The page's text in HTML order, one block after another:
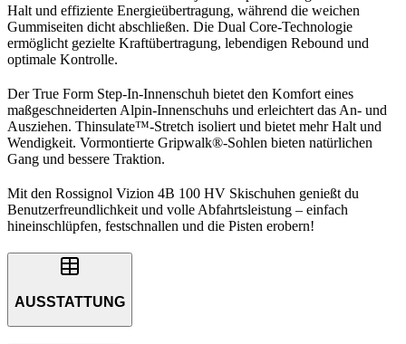
Halt und effiziente Energieübertragung, während die weichen
Gummiseiten dicht abschließen. Die Dual Core-Technologie
ermöglicht gezielte Kraftübertragung, lebendigen Rebound und
optimale Kontrolle.
Der True Form Step-In-Innenschuh bietet den Komfort eines
maßgeschneiderten Alpin-Innenschuhs und erleichtert das An- und
Ausziehen. Thinsulate™-Stretch isoliert und bietet mehr Halt und
Wendigkeit. Vormontierte Gripwalk®-Sohlen bieten natürlichen
Gang und bessere Traktion.
Mit den Rossignol Vizion 4B 100 HV Skischuhen genießt du
Benutzerfreundlichkeit und volle Abfahrtsleistung – einfach
hineinschlüpfen, festschnallen und die Pisten erobern!
AUSSTATTUNG